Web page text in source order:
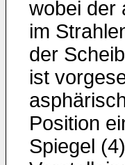
wobei der
im
der
ist
Position
Spiegel